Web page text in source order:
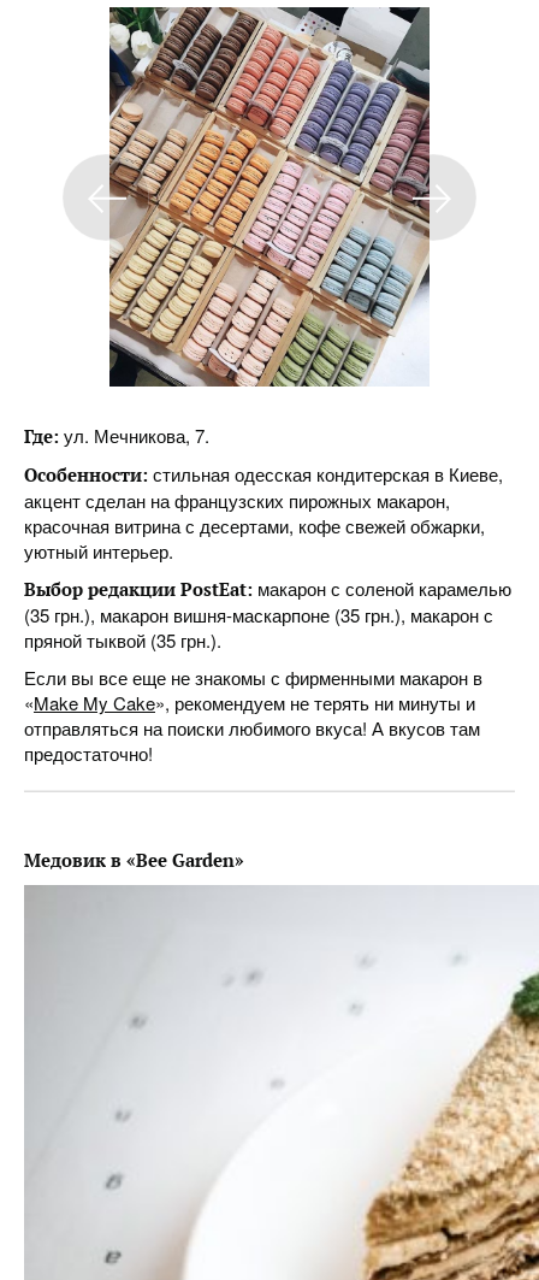
Где: ул. Мечникова, 7.
Особенности: стильная одесская кондитерская в Киеве,
акцент сделан на французских пирожных макарон,
красочная витрина с десертами, кофе свежей обжарки,
уютный интерьер.
Выбор редакции PostEat: макарон с соленой карамелью
(35 грн.), макарон вишня-маскарпоне (35 грн.), макарон с
пряной тыквой (35 грн.).
Если вы все еще не знакомы с фирменными макарон в
«Make My Cake», рекомендуем не терять ни минуты и
отправляться на поиски любимого вкуса! А вкусов там
предостаточно!
Медовик в «Bee Garden»